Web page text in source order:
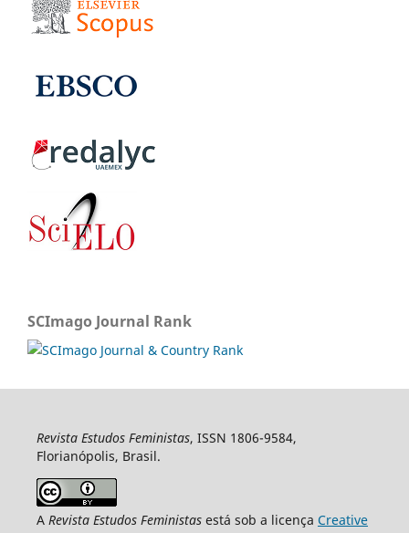
SCImago Journal Rank
Revista Estudos Feministas, ISSN 1806-9584,
Florianópolis, Brasil.
A Revista Estudos Feministasestá sob a licença Creative